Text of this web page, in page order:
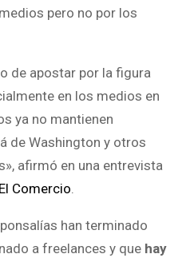
pero no por los
de apostar por la figura
en los medios en
ya no mantienen
de Washington y otros
afirmó en una entrevista
El Comercio
han terminado
a freelances y que hay